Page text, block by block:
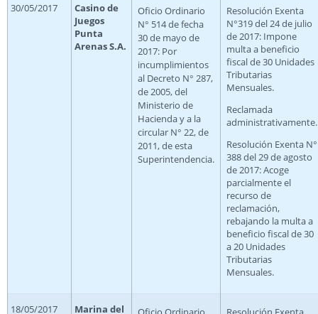
30/05/2017
Casino de
Juegos
Punta
Arenas S.A.
Oficio Ordinario
N° 514 de fecha
30 de mayo de
2017: Por
incumplimientos
al Decreto N° 287,
de 2005, del
Ministerio de
Hacienda y a la
circular N° 22, de
2011, de esta
Superintendencia.
Resolución Exenta
N°319 del 24 de julio
de 2017: Impone
multa a beneficio
fiscal de 30 Unidades
Tributarias
Mensuales.
Reclamada
administrativamente.
Resolución Exenta N°
388 del 29 de agosto
de 2017: Acoge
parcialmente el
recurso de
reclamación,
rebajando la multa a
beneficio fiscal de 30
a 20 Unidades
Tributarias
Mensuales.
18/05/2017
Marina del